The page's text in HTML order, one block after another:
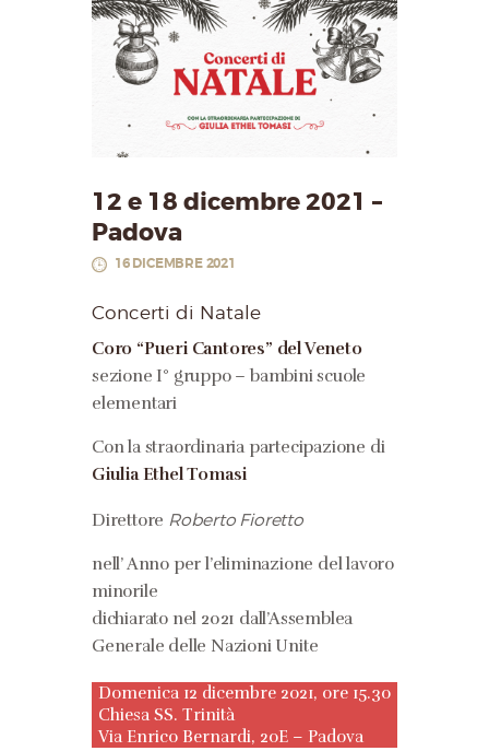
12 e 18 dicembre 2021 –
Padova
16 DICEMBRE 2021
Concerti di Natale
Coro “Pueri Cantores” del Veneto
sezione I° gruppo – bambini scuole
elementari
Con la straordinaria partecipazione di
Giulia Ethel Tomasi
Direttore Roberto Fioretto
nell’ Anno per l’eliminazione del lavoro
minorile
dichiarato nel 2021 dall’Assemblea
Generale delle Nazioni Unite
Domenica 12 dicembre 2021, ore 15.30
Chiesa SS. Trinità
Via Enrico Bernardi, 20E – Padova